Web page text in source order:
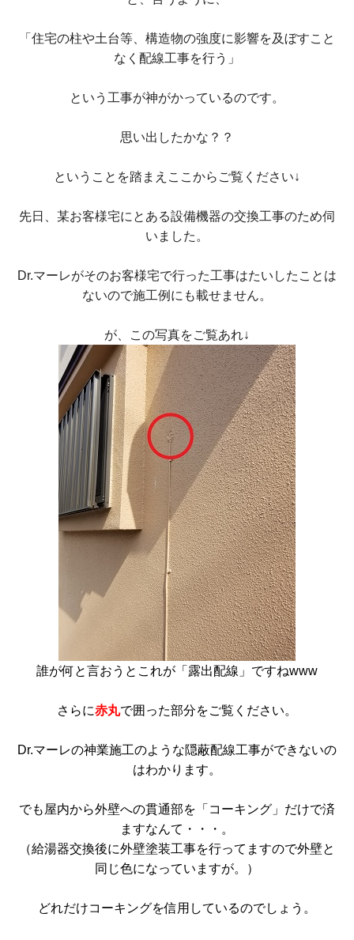
「住宅の柱や土台等、構造物の強度に影響を及ぼすこと
なく配線工事を行う」
という工事が神がかっているのです。
思い出したかな？？
ということを踏まえここからご覧ください↓
先日、某お客様宅にとある設備機器の交換工事のため伺
いました。
Dr.マーレがそのお客様宅で行った工事はたいしたことは
ないので施工例にも載せません。
が、この写真をご覧あれ↓
誰が何と言おうとこれが「露出配線」ですねwww
さらに赤丸で囲った部分をご覧ください。
Dr.マーレの神業施工のような隠蔽配線工事ができないの
はわかります。
でも屋内から外壁への貫通部を「コーキング」だけで済
ますなんて・・・。
（給湯器交換後に外壁塗装工事を行ってますので外壁と
同じ色になっていますが。）
どれだけコーキングを信用しているのでしょう。